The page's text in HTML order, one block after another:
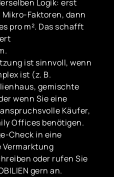
Logik: erst
Faktoren, dann
pro m². Das schafft
ist sinnvoll, wenn
ist (z. B.
gemischte
wenn Sie eine
Käufer,
Offices benötigen.
Check in eine
Vermarktung
oder rufen Sie
gern an.